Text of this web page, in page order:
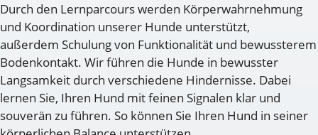
Durch den Lernparcours werden Körperwahrnehmung
und Koordination unserer Hunde unterstützt,
außerdem Schulung von Funktionalität und bewussterem
Bodenkontakt. Wir führen die Hunde in bewusster
Langsamkeit durch verschiedene Hindernisse. Dabei
lernen Sie, Ihren Hund mit feinen Signalen klar und
souverän zu führen. So können Sie Ihren Hund in seiner